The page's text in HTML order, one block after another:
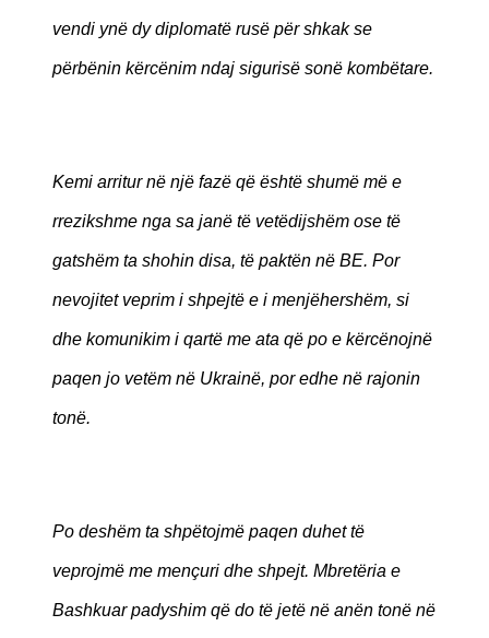
vendi ynë dy diplomatë rusë për shkak se
përbënin kërcënim ndaj sigurisë sonë kombëtare.
Kemi arritur në një fazë që është shumë më e
rrezikshme nga sa janë të vetëdijshëm ose të
gatshëm ta shohin disa, të paktën në BE. Por
nevojitet veprim i shpejtë e i menjëhershëm, si
dhe komunikim i qartë me ata që po e kërcënojnë
paqen jo vetëm në Ukrainë, por edhe në rajonin
tonë.
Po deshëm ta shpëtojmë paqen duhet të
veprojmë me mençuri dhe shpejt. Mbretëria e
Bashkuar padyshim që do të jetë në anën tonë në